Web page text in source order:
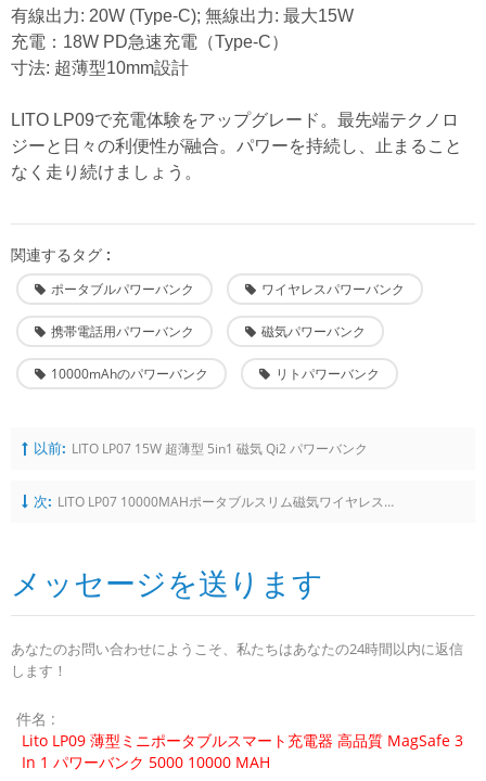
有線出力: 20W (Type-C); 無線出力: 最大15W
充電：18W PD急速充電（Type-C）
寸法: 超薄型10mm設計
LITO LP09で充電体験をアップグレード。最先端テクノロ
ジーと日々の利便性が融合。パワーを持続し、止まること
なく走り続けましょう。
関連するタグ :
ポータブルパワーバンク ワイヤレスパワーバンク
携帯電話用パワーバンク 磁気パワーバンク
10000mAhのパワーバンク リトパワーバンク
以前: LITO LP07 15W 超薄型 5in1 磁気 Qi2 パワーバンク
次: LITO LP07 10000MAHポータブルスリム磁気ワイヤレスマグサフパワーバンク
メッセージを送ります
あなたのお問い合わせにようこそ、私たちはあなたの24時間以内に返信
します！
件名 :
Lito LP09 薄型ミニポータブルスマート充電器 高品質 MagSafe 3
In 1 パワーバンク 5000 10000 MAH